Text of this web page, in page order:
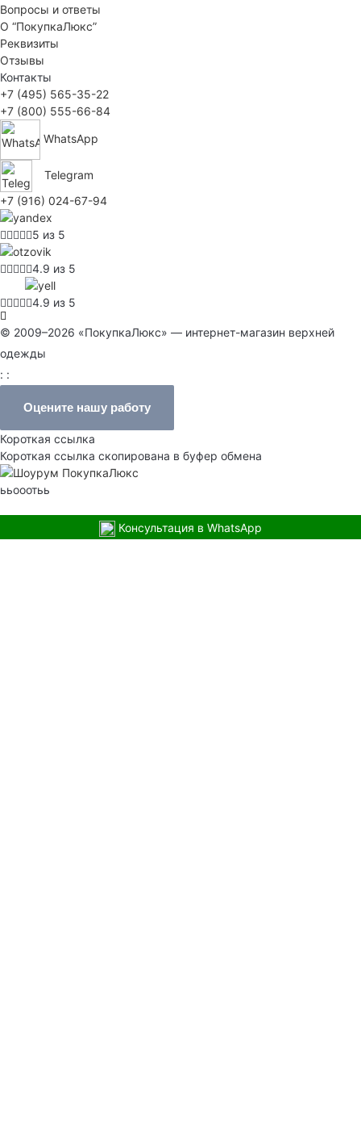
Вопросы и ответы
О “ПокупкаЛюкс”
Реквизиты
Отзывы
Контакты
+7 (495) 565-35-22
+7 (800) 555-66-84
WhatsApp
Telegram
+7 (916) 024-67-94
5 из 5
4.9 из 5
4.9 из 5
© 2009–2026 «ПокупкаЛюкс» — интернет-магазин верхней
одежды
: :
Оцените нашу работу
Короткая ссылка
Короткая ссылка скопирована в буфер обмена
ььооотьь
Консультация в WhatsApp